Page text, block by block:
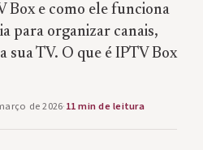
Box e como ele funciona
para organizar canais,
sua TV. O que é IPTV Box
de 2026·11 min de leitura